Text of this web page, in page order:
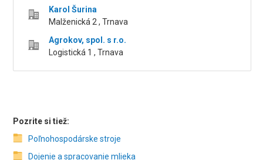
Karol Šurina
Malženická 2 , Trnava
Agrokov, spol. s r.o.
Logistická 1 , Trnava
Pozrite si tiež:
Poľnohospodárske stroje
Dojenie a spracovanie mlieka